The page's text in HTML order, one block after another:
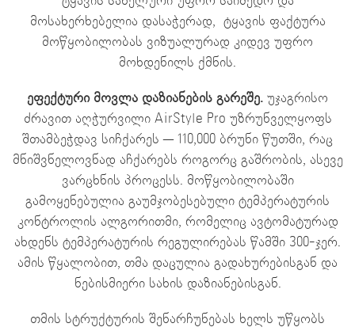
მოსახერხებელია დასაჭერად, ტყავის ფაქტურა
მოწყობილობას ვიზუალურად კიდევ უფრო
მოხდენილს ქმნის.
ეფექტური მოვლა დაზიანების გარეშე. უჯაგრისო
ძრავით აღჭურვილი AirStyle Pro უზრუნველყოფს
შთამბეჭდავ სიჩქარეს — 110,000 ბრუნი წუთში, რაც
მნიშვნელოვნად აჩქარებს როგორც გაშრობის, ასევე
ვარცხნის პროცესს. მოწყობილობაში
გამოყენებულია გაუმჯობესებული ტემპერატურის
კონტროლის ალგორითმი, რომელიც ავტომატურად
ახდენს ტემპერატურის რეგულირებას წამში 300-ჯერ.
ამის წყალობით, თმა დაცულია გადახურებისგან და
ნებისმიერი სახის დაზიანებისგან.
თმის სტრუქტურის შენარჩუნებას ხელს უწყობს